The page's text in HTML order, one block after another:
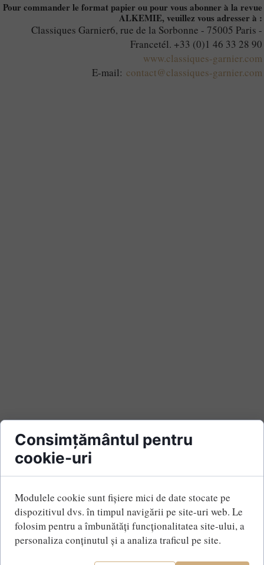
Pour commander le format papier ou pour vous abonner à la revue
ALKEMIE, veuillez vous adresser à :
Classiques Garnier6, rue de la Sorbonne - 75005 Paris -
Francetél. +33 (0)1 46 33 28 90
www.classiques-garnier.com
E-mail: contact@classiques-garnier.com
Consimțământul pentru
cookie-uri
Modulele cookie sunt fișiere mici de date stocate pe
dispozitivul dvs. în timpul navigării pe site-uri web. Le
folosim pentru a îmbunătăți funcționalitatea site-ului, a
personaliza conținutul și a analiza traficul pe site.